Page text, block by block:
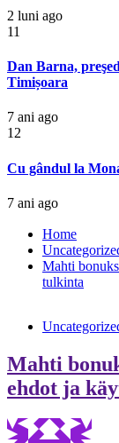
2 luni ago
11
Dan Barna,
Timișoara
7 ani ago
12
Cu gândul la
7 ani ago
Home
Mahti
tulkinta
Mahti
ehdot ja